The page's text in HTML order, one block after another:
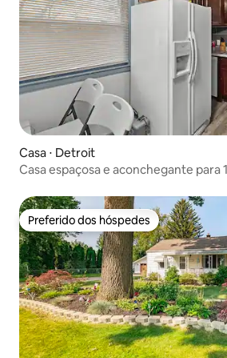
Casa ⋅ Detroit
Casa espaçosa e aconchegante para
Preferido dos hóspedes
Preferido dos hóspedes